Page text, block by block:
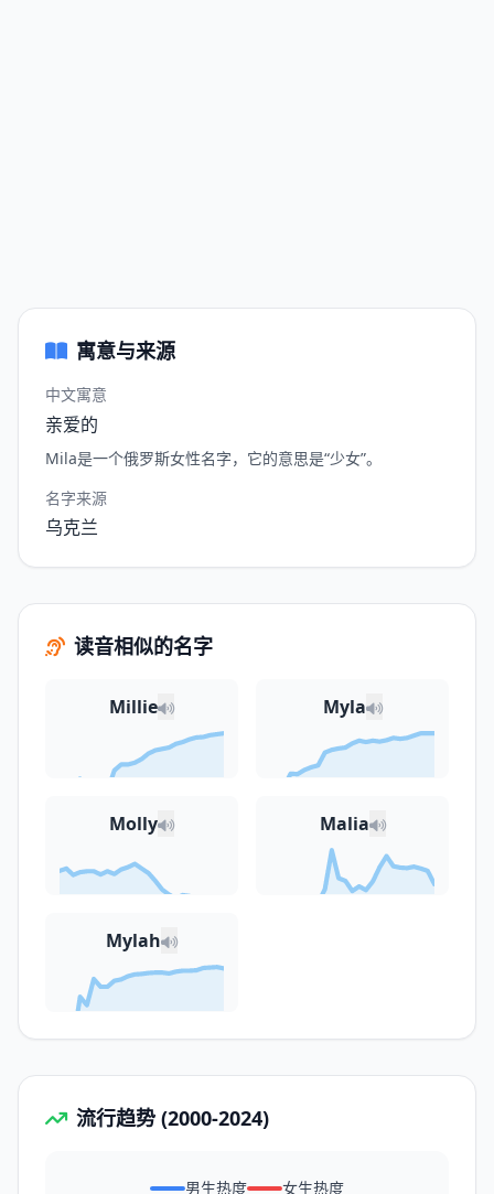
寓意与来源
中文寓意
亲爱的
Mila是一个俄罗斯女性名字，它的意思是“少女”。
名字来源
乌克兰
读音相似的名字
Millie Myla
Molly Malia
Mylah
流行趋势 (2000-2024)
男生热度 女生热度